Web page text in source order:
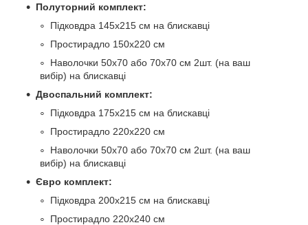
Полуторний комплект:
Підковдра 145х215 см на блискавці
Простирадло 150х220 см
Наволочки 50х70 або 70х70 см 2шт. (на ваш
вибір) на блискавці
Двоспальний комплект:
Підковдра 175х215 см на блискавці
Простирадло 220х220 см
Наволочки 50х70 або 70х70 см 2шт. (на ваш
вибір) на блискавці
Євро комплект:
Підковдра 200х215 см на блискавці
Простирадло 220х240 см